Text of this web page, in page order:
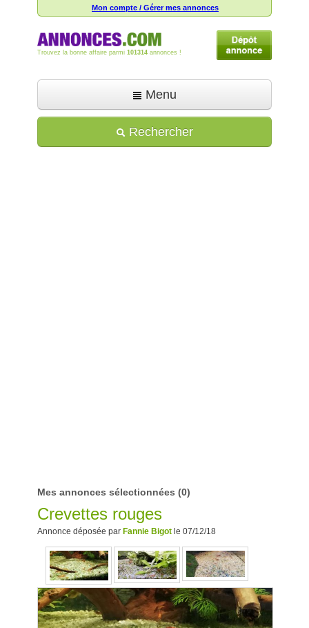
Mon compte / Gérer mes annonces
Trouvez la bonne affaire parmi 101314 annonces !
Menu
Déposer une annonce
Rechercher
Mes annonces sélectionnées (0)
Crevettes rouges
Annonce déposée par Fannie Bigot le 07/12/18